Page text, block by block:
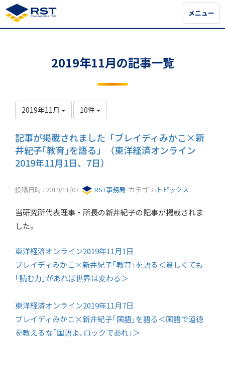
メニュー
メニュー
2019年11月の記事一覧
2019年11月 10件
記事が掲載されました「ブレイディみかこ×新
井紀子｢教育｣を語る」（東洋経済オンライン
2019年11月1日、7日）
投稿日時 : 2019/11/07 RST事務局 カテゴリ: トピックス
当研究所代表理事・所長の新井紀子の記事が掲載されま
した。
東洋経済オンライン2019年11月1日
ブレイディみかこ×新井紀子｢教育｣を語る＜貧しくても
｢読む力｣があれば世界は変わる＞
東洋経済オンライン2019年11月7日
ブレイディみかこ×新井紀子｢国語｣を語る＜国語で道徳
を教えるな｢国語よ､ロックであれ｣＞